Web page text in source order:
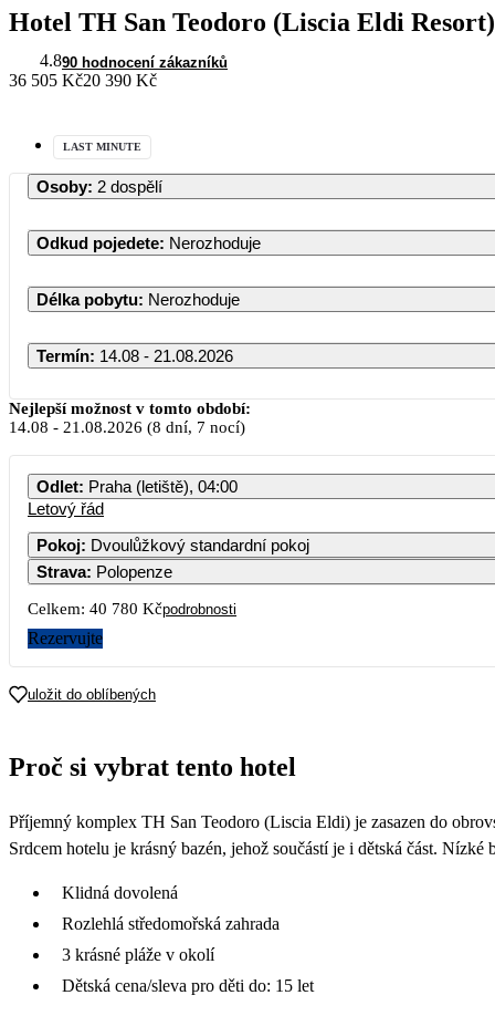
Hotel TH San Teodoro (Liscia Eldi Resort)
4.890 hodnocení zákazníků
36 505 Kč20 390 Kč
LAST MINUTE
Osoby: 2 dospělí
Odkud pojedete: Nerozhoduje
Délka pobytu: Nerozhoduje
Termín: 14.08 - 21.08.2026
Nejlepší možnost v tomto období:
14.08 - 21.08.2026 (8 dní, 7 nocí)
Odlet: Praha (letiště), 04:00
Letový řád
Pokoj: Dvoulůžkový standardní pokoj
Strava: Polopenze
Celkem: 40 780 Kčpodrobnosti
Rezervujte
uložit do oblíbených
Proč si vybrat tento hotel
Příjemný komplex TH San Teodoro (Liscia Eldi) je zasazen do
Srdcem hotelu je krásný bazén, jehož součástí je i dětská část.
Klidná dovolená
Rozlehlá středomořská zahrada
3 krásné pláže v okolí
Dětská cena/sleva pro děti do: 15 let